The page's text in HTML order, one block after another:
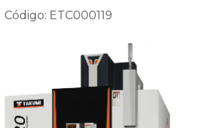
Código: ETC000119